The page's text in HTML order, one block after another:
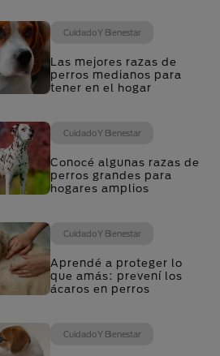
Cuidado Y Bienestar
Las mejores razas de
perros medianos para
tener en el hogar
Cuidado Y Bienestar
Conocé algunas razas de
perros grandes para
hogares amplios
Cuidado Y Bienestar
Aprendé a proteger lo
que amás: prevení los
ácaros en perros
Cuidado Y Bienestar